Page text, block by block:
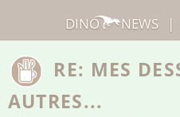
RE: MES
AUTRES...
DINO NEWS |